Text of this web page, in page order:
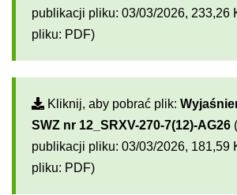
publikacji pliku: 03/03/2026, 233,26
pliku: PDF)
Kliknij, aby pobrać plik:
SWZ nr 12_SRXV-270-7(12)-AG26
publikacji pliku: 03/03/2026, 181,59
pliku: PDF)